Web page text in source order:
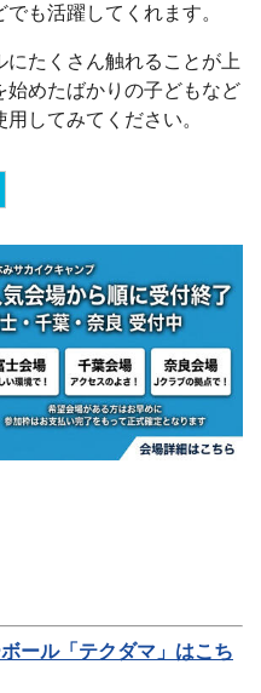
も活躍してくれます。
たくさん触れることが上
めたばかりの子どもなど
してみてください。
ール「テクダマ」はこち